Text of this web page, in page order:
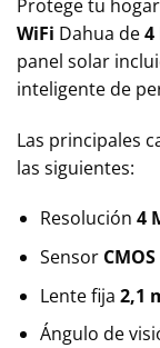
Protege tu
WiFi Dahua de4
panel solar
inteligente de
Las principales
las siguientes:
Resolución 4
Sensor
Lente fija 2,1
Ángulo de